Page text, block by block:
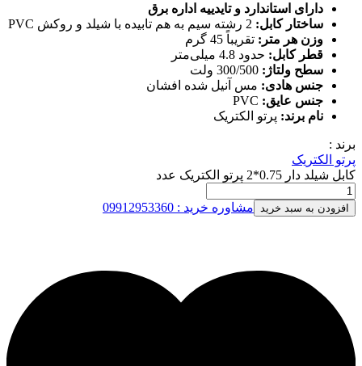
دارای استاندارد و تایدییه اداره برق
ساختار کابل:
وزن هر متر: تقریباً 45 گرم
قطر کابل: حدود 4.8 میلی‌متر
سطح ولتاژ:
جنس هادی: مس آنیل شده افشان
جنس عایق:
نام برند: پرتو الکتریک
برند :
پرتو الکتریک
کابل شیلد دار 0.75*2 پرتو الکتریک عدد
افزودن به سبد خرید مشاوره خرید : 09912953360